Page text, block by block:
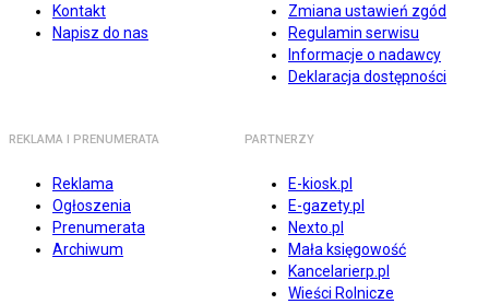
Kontakt
Napisz do nas
Zmiana ustawień zgód
Regulamin serwisu
Informacje o nadawcy
Deklaracja dostępności
REKLAMA I PRENUMERATA
Reklama
Ogłoszenia
Prenumerata
Archiwum
PARTNERZY
E-kiosk.pl
E-gazety.pl
Nexto.pl
Mała księgowość
Kancelarierp.pl
Wieści Rolnicze